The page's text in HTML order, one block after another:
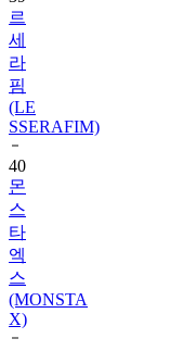
라
핌
(LE
SSERAFIM)
40
몬
스
타
엑
스
(MONSTA
X)
41
아